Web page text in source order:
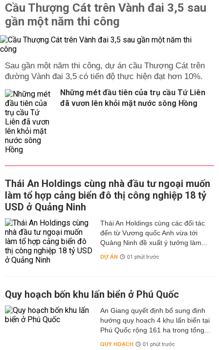
Cầu Thượng Cát trên Vành đai 3,5 sau
gần một năm thi công
Sau gần một năm thi công, dự án cầu Thượng Cát trên
đường Vành đai 3,5 có tiến độ thực hiện đạt hơn 10%.
Những mét đầu tiên của trụ cầu Tứ Liên
đã vươn lên khỏi mặt nước sông Hồng
Thái An Holdings cùng nhà đầu tư ngoại muốn
làm tổ hợp cảng biển đô thị công nghiệp 18 tỷ
USD ở Quảng Ninh
Thái An Holdings cùng các đối tác
đến từ Vương quốc Anh vừa tới
Quảng Ninh đề xuất ý tưởng làm...
DỰ ÁN 01 phút trước
Quy hoạch bốn khu lấn biển ở Phú Quốc
An Giang quyết định bổ sung định
hướng quy hoạch 4 khu lấn biển tại
Phú Quốc rộng 161 ha trong tổng...
QUY HOẠCH 01 phút trước